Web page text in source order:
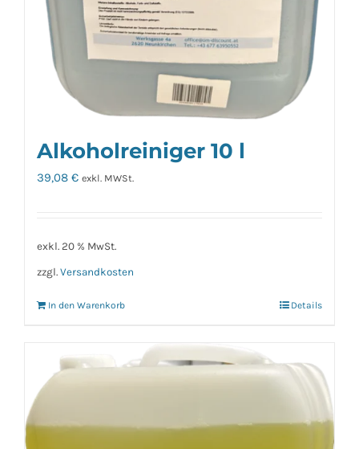
Alkoholreiniger 10 l
39,08 € exkl. MWSt.
exkl. 20 % MwSt.
zzgl. Versandkosten
In den Warenkorb Details